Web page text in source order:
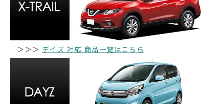
＞＞＞ デイズ 対応 商品一覧はこちら